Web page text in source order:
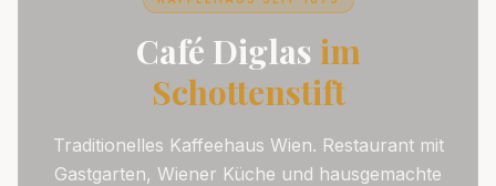
Café Diglas im
Schottenstift
Traditionelles Kaffeehaus Wien. Restaurant mit
Gastgarten, Wiener Küche und hausgemachte